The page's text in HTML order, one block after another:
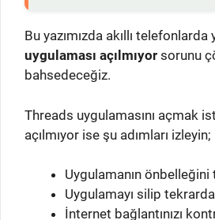
Bu yazımızda akıllı telefonlarda
uygulaması açılmıyor sorunu
bahsedeceğiz.
Threads uygulamasını açmak
açılmıyor ise şu adımları izleyin;
Uygulamanın önbelleğini
Uygulamayı silip
İnternet bağlantınızı